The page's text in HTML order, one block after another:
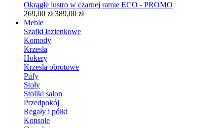
Okrągłe lustro w czarnej ramie ECO - PROMO
269,00 zł 389,00 zł
Meble
Szafki łazienkowe
Komody
Krzesła
Hokery
Krzesła obrotowe
Pufy
Stoły
Stoliki salon
Przedpokój
Regały i półki
Konsole